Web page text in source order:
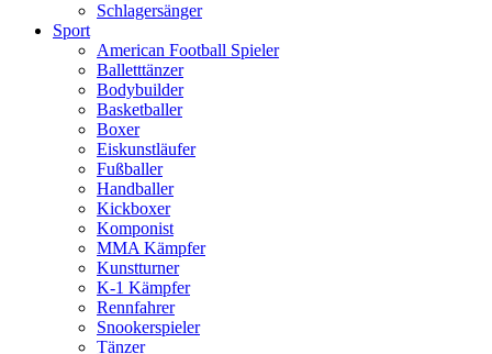
Schlagersänger
Sport
American Football Spieler
Balletttänzer
Bodybuilder
Basketballer
Boxer
Eiskunstläufer
Fußballer
Handballer
Kickboxer
Komponist
MMA Kämpfer
Kunstturner
K-1 Kämpfer
Rennfahrer
Snookerspieler
Tänzer